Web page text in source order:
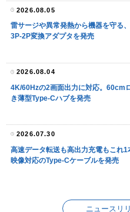
2026.08.05
雷サージや異常発熱から機器を守る
3P-2P変換アダプタを発売
2026.08.04
4K/60Hzの2画面出力に対応。60cm
き薄型Type-Cハブを発売
2026.07.30
高速データ転送も高出力充電もこれ1
映像対応のType-Cケーブルを発売
ニュースリ